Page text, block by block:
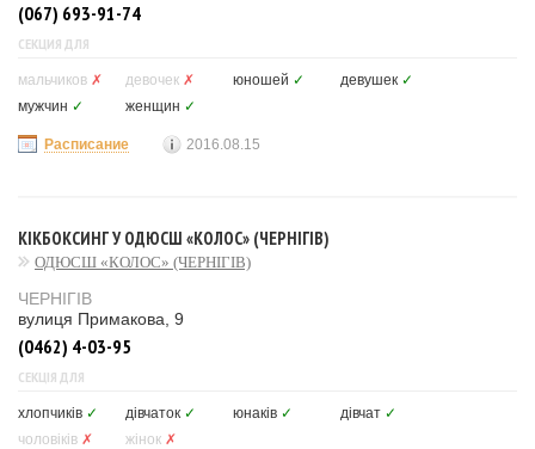
(067) 693-91-74
СЕКЦИЯ ДЛЯ
мальчиков ✗ девочек ✗ юношей ✓ девушек ✓
мужчин ✓ женщин ✓
Расписание 2016.08.15
КІКБОКСИНГ У ОДЮСШ «КОЛОС» (ЧЕРНІГІВ)
ОДЮСШ «КОЛОС» (ЧЕРНІГІВ)
ЧЕРНІГІВ
вулиця Примакова, 9
(0462) 4-03-95
СЕКЦІЯ ДЛЯ
хлопчиків ✓ дівчаток ✓ юнаків ✓ дівчат ✓
чоловіків ✗ жінок ✗